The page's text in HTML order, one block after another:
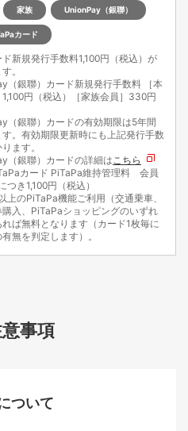
家族 UnionPay（銀聯）
カード
ド新規発行手数料1,100円（税込）が
。
（銀聯）カード新規発行手数料 ［本
1,100円（税込）［家族会員］330円
（銀聯）カードの有効期限は5年間
す。有効期限更新時にも上記発行手数
ます。
（銀聯）カードの詳細はこちら
カード PiTaPa維持管理料 会員
つき1,100円（税込）
上のPiTaPa機能ご利用（交通乗車、
購入、PiTaPaショッピングのいずれ
ば無料となります（カード1枚毎に
無を判定します）。
事項
ついて